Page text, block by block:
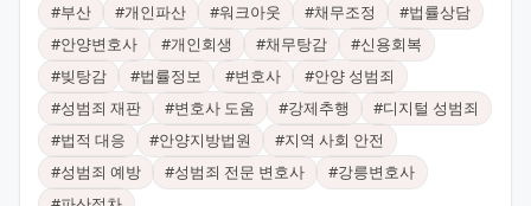
#부산 #개인파산 #워크아웃 #채무조정 #법률상담
#안양변호사 #개인회생 #채무탕감 #신용회복
#빚탕감 #법률정보 #변호사 #안양 성범죄
#성범죄 재판 #변호사 도움 #강제추행 #디지털 성범죄
#법적 대응 #안양지방법원 #지역 사회 안전
#성범죄 예방 #성범죄 전문 변호사 #강릉변호사